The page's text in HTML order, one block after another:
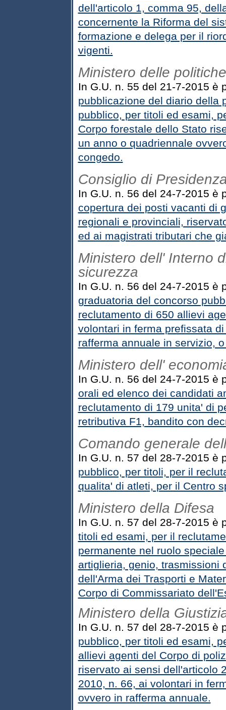
dell'articolo 1, comma 95,
concernente la Riforma del
formazione e delega per il
vigenti.
Ministero delle
In G.U. n. 55 del 21-7-2015 è
pubblicazione del diario della
pubblico, per titoli ed esami,
Corpo forestale dello Stato
un anno o quadriennale
congedo.
Consiglio di
In G.U. n. 56 del 24-7-2015 è
copertura dei posti vacanti di
regionali e provinciali,
ed ai magistrati tributari che
Ministero dell' Interno
sicurezza
In G.U. n. 56 del 24-7-2015 è
graduatoria del concorso
reclutamento di 650 allievi
volontari in ferma prefissata
rafferma annuale in servizio,
Ministero dell'
In G.U. n. 56 del 24-7-2015 è
orali ed elenco dei candidati
reclutamento di 179 unita' di
retributiva F1, bandito con
Comando generale
In G.U. n. 57 del 28-7-2015 è
pubblico, per titoli, per il
qualita' di atleti, per il Centro
Ministero della Difesa
In G.U. n. 57 del 28-7-2015 è
titoli ed esami, per il
permanente nel ruolo
artiglieria, genio, trasmissioni
dell'Arma dei Trasporti e
Corpo di Commissariato
Ministero della
In G.U. n. 57 del 28-7-2015 è
pubblico, per titoli ed esami,
allievi agenti del Corpo di
riservato ai sensi dell'articolo
2010, n. 66, ai volontari in
ovvero in rafferma annuale.